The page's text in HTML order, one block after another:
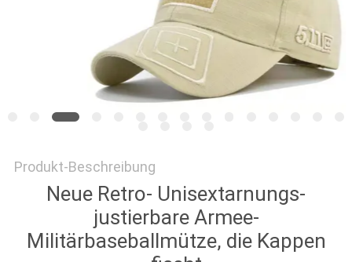
Produkt-Beschreibung
Neue Retro- Unisextarnungs-
justierbare Armee-
Militärbaseballmütze, die Kappen